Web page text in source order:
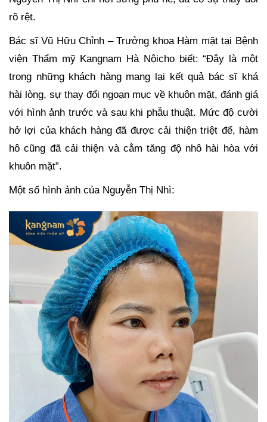
rõ rệt.
Bác sĩ Vũ Hữu Chỉnh – Trưởng khoa Hàm mặt tại Bệnh
viện Thẩm mỹ Kangnam Hà Nộicho biết: “Đây là một
trong những khách hàng mang lại kết quả bác sĩ khá
hài lòng, sự thay đổi ngoạn mục về khuôn mặt, đánh giá
với hình ảnh trước và sau khi phẫu thuật. Mức độ cười
hở lợi của khách hàng đã được cải thiện triệt để, hàm
hô cũng đã cải thiện và cằm tăng độ nhô hài hòa với
khuôn mặt”.
Một số hình ảnh của Nguyễn Thị Nhì: